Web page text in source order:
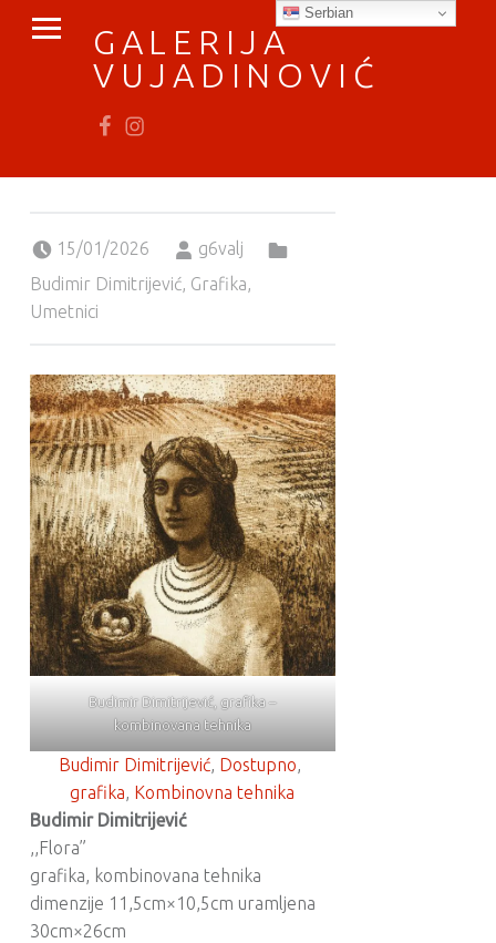
GALERIJA
VUJADINOVIĆ
15/01/2026
g6valj
Budimir Dimitrijević, Grafika,
Umetnici
Budimir Dimitrijević, grafika –
kombinovana tehnika
Budimir Dimitrijević, Dostupno
grafika, Kombinovna tehnika
Budimir Dimitrijević
,,Flora”
grafika, kombinovana tehnika
dimenzije 11,5cm×10,5cm uramljena
30cm×26cm
Serbian